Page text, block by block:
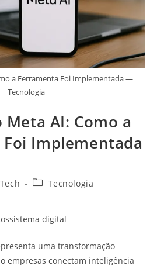
a Ferramenta Foi Implementada —
Tecnologia
AI: Como a
Implementada
Tecnologia
uma transformação
empresas conectam inteligência